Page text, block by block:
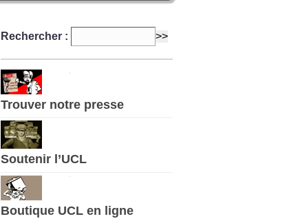
Rechercher :
Trouver notre presse
Soutenir l’UCL
Boutique UCL en ligne